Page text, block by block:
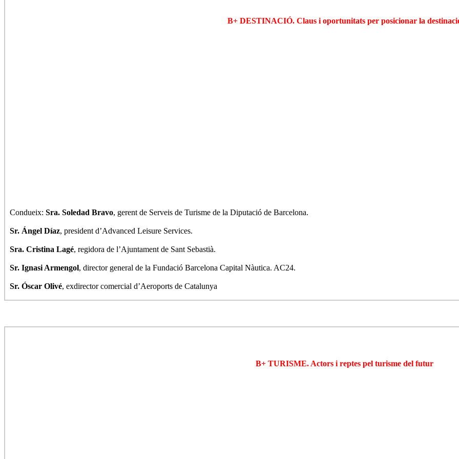
B+ DESTINACIÓ. Claus i oportunitats per posicionar la
Condueix: Sra. Soledad Bravo, gerent de Serveis de Turisme de la Diputació de Barcelona.
Sr. Ángel Díaz, president d’Advanced Leisure Services.
Sra. Cristina Lagé, regidora de l’Ajuntament de Sant Sebastià.
Sr. Ignasi Armengol, director general de la Fundació Barcelona Capital Nàutica. AC24.
Sr. Óscar Olivé, exdirector comercial d’Aeroports de Catalunya
B+ TURISME. Actors i reptes pel turisme del futur